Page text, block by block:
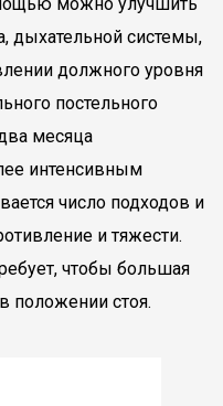
дыхательной системы,
должного уровня
постельного
месяца
интенсивным
число подходов и
и тяжести.
чтобы большая
положении стоя.